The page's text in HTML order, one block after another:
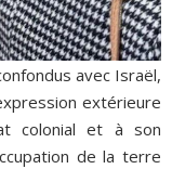
avec Israël,
extérieure
colonial et à son
de la terre